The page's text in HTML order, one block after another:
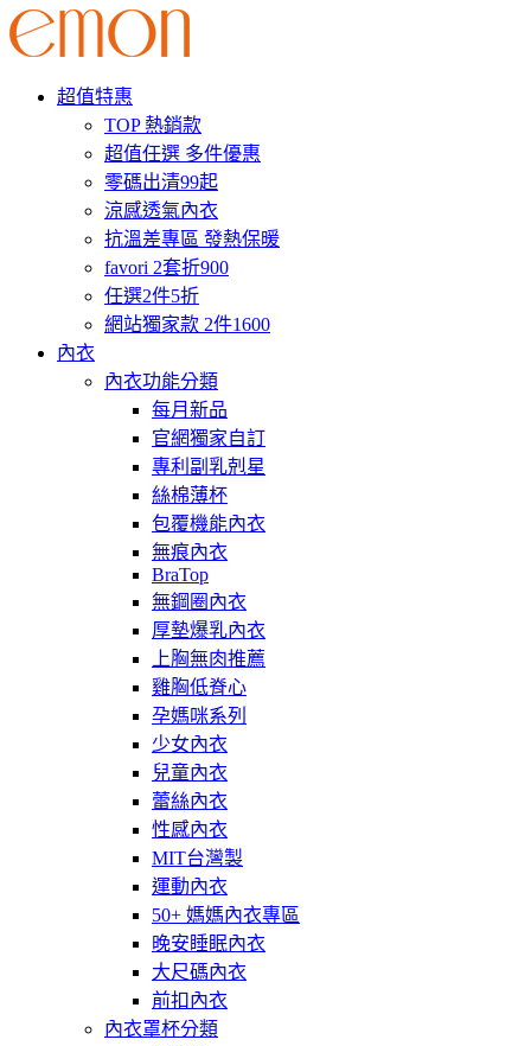
超值特惠
TOP 熱銷款
超值任選 多件優惠
零碼出清99起
涼感透氣內衣
抗溫差專區 發熱保暖
favori 2套折900
任選2件5折
網站獨家款 2件1600
內衣
內衣功能分類
每月新品
官網獨家自訂
專利副乳剋星
絲棉薄杯
包覆機能內衣
無痕內衣
BraTop
無鋼圈內衣
厚墊爆乳內衣
上胸無肉推薦
雞胸低脊心
孕媽咪系列
少女內衣
兒童內衣
蕾絲內衣
性感內衣
MIT台灣製
運動內衣
50+ 媽媽內衣專區
晚安睡眠內衣
大尺碼內衣
前扣內衣
內衣罩杯分類